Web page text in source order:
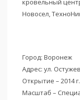
кровельный
Новосел,
Город: Воронеж
Адрес: ул.
Открытие – 2014 г.
Масштаб –